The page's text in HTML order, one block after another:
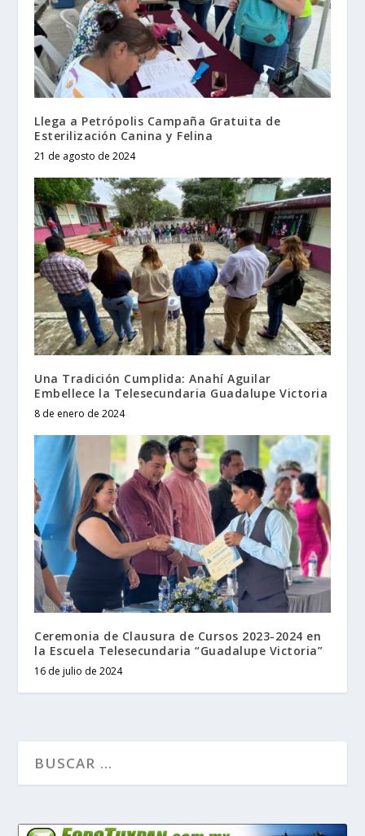
Llega a Petrópolis Campaña Gratuita de
Esterilización Canina y Felina
21 de agosto de 2024
Una Tradición Cumplida: Anahí Aguilar
Embellece la Telesecundaria Guadalupe Victoria
8 de enero de 2024
Ceremonia de Clausura de Cursos 2023-2024 en
la Escuela Telesecundaria “Guadalupe Victoria”
16 de julio de 2024